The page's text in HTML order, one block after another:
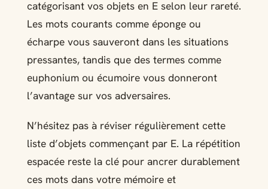
catégorisant vos objets en E selon leur rareté.
Les mots courants comme éponge ou
écharpe vous sauveront dans les situations
pressantes, tandis que des termes comme
euphonium ou écumoire vous donneront
l’avantage sur vos adversaires.
N’hésitez pas à réviser régulièrement cette
liste d’objets commençant par E. La répétition
espacée reste la clé pour ancrer durablement
ces mots dans votre mémoire et